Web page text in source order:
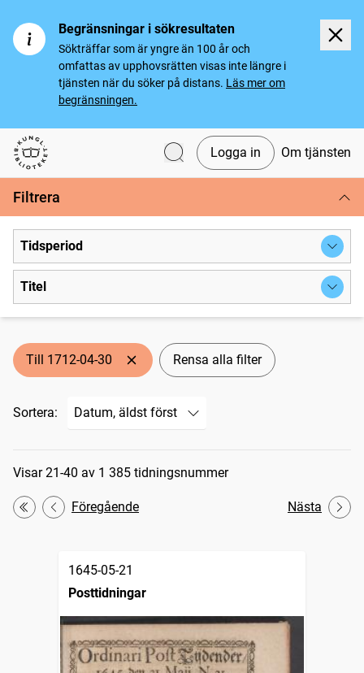
Begränsningar i sökresultaten
Sökträffar som är yngre än 100 år och
omfattas av upphovsrätten visas inte längre i
tjänsten när du söker på distans. Läs mer om
begränsningen.
Svenska tidningar
Logga in Om tjänsten
Filtrera
Tidsperiod
Titel
Till 1712-04-30 Rensa alla filter
Sortera:
Sökresultat
Visar 21-40 av 1 385 tidningsnummer
Första
Föregående Nästa
1645-05-21
Posttidningar